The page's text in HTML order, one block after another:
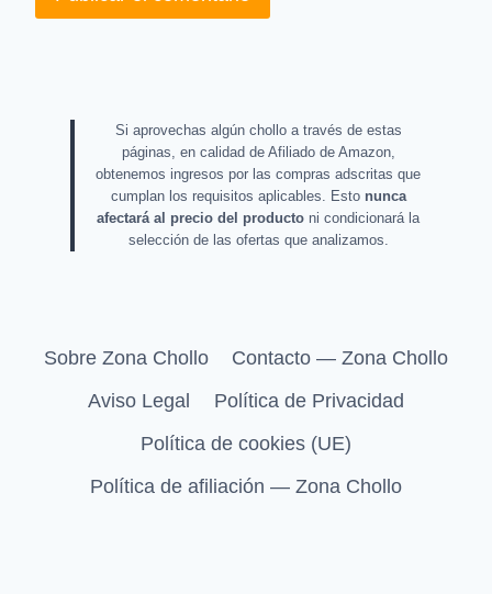
Si aprovechas algún chollo a través de estas
páginas, en calidad de Afiliado de Amazon,
obtenemos ingresos por las compras adscritas que
cumplan los requisitos aplicables. Esto nunca
afectará al precio del producto ni condicionará la
selección de las ofertas que analizamos.
Sobre Zona Chollo
Contacto — Zona Chollo
Aviso Legal
Política de Privacidad
Política de cookies (UE)
Política de afiliación — Zona Chollo